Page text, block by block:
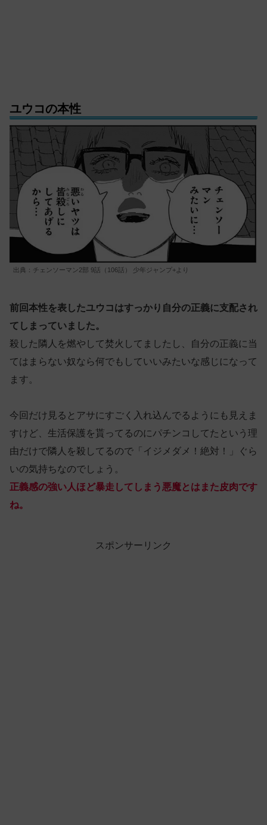
ユウコの本性
出典：チェンソーマン2部 9話（106話） 少年ジャンプ+より
前回本性を表したユウコはすっかり自分の正義に支配され
てしまっていました。
殺した隣人を燃やして焚火してましたし、自分の正義に当
てはまらない奴なら何でもしていいみたいな感じになって
ます。
今回だけ見るとアサにすごく入れ込んでるようにも見えま
すけど、生活保護を貰ってるのにパチンコしてたという理
由だけで隣人を殺してるので「イジメダメ！絶対！」ぐら
いの気持ちなのでしょう。
正義感の強い人ほど暴走してしまう悪魔とはまた皮肉です
ね。
スポンサーリンク